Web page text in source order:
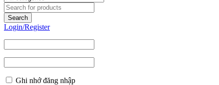
Login/Register
Ghi nhớ đăng nhập